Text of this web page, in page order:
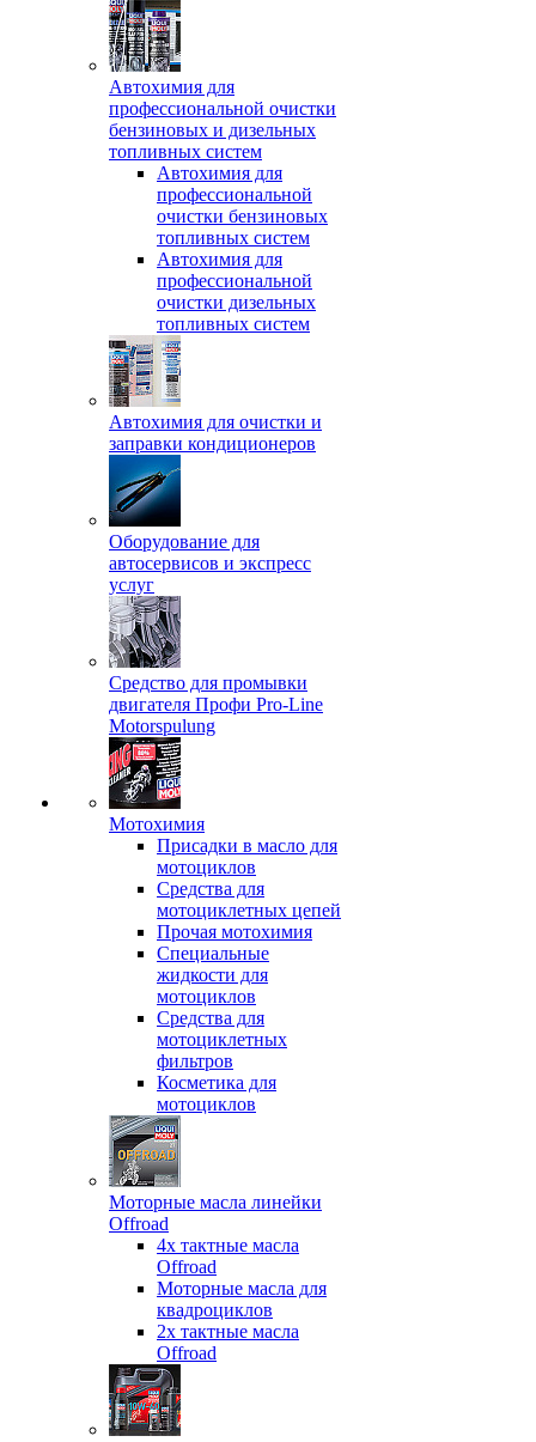
Автохимия для
профессиональной очистки
бензиновых и дизельных
топливных систем
Автохимия для
профессиональной
очистки бензиновых
топливных систем
Автохимия для
профессиональной
очистки дизельных
топливных систем
Автохимия для очистки и
заправки кондиционеров
Оборудование для
автосервисов и экспресс
услуг
Средство для промывки
двигателя Профи Pro-Line
Motorspulung
Мотохимия
Присадки в масло для
мотоциклов
Средства для
мотоциклетных цепей
Прочая мотохимия
Специальные
жидкости для
мотоциклов
Средства для
мотоциклетных
фильтров
Косметика для
мотоциклов
Моторные масла линейки
Offroad
4х тактные масла
Offroad
Моторные масла для
квадроциклов
2х тактные масла
Offroad